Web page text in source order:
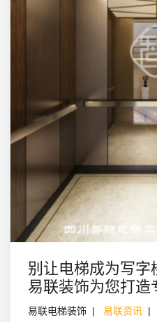
别让电梯成为写字
易联装饰为您打造
易联电梯装饰 易联资讯